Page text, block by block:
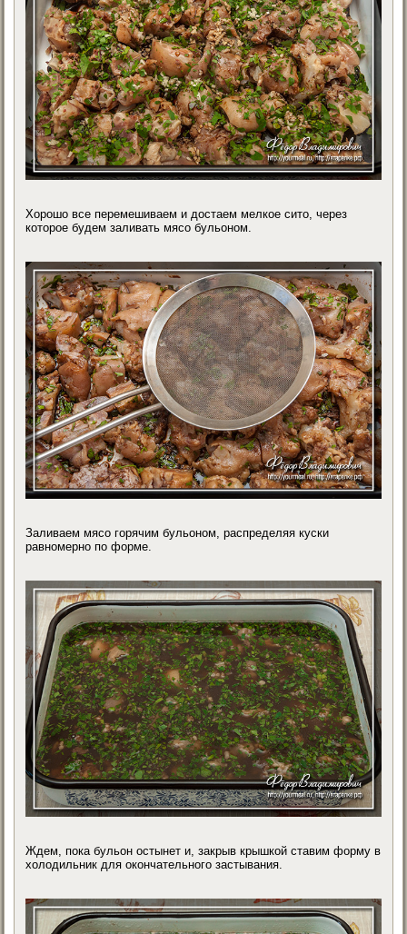
Хорошо все перемешиваем и достаем мелкое сито, через
которое будем заливать мясо бульоном.
Заливаем мясо горячим бульоном, распределяя куски
равномерно по форме.
Ждем, пока бульон остынет и, закрыв крышкой ставим форму в
холодильник для окончательного застывания.